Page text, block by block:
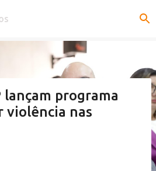
o conteúdo principal
lançam programa
violência nas